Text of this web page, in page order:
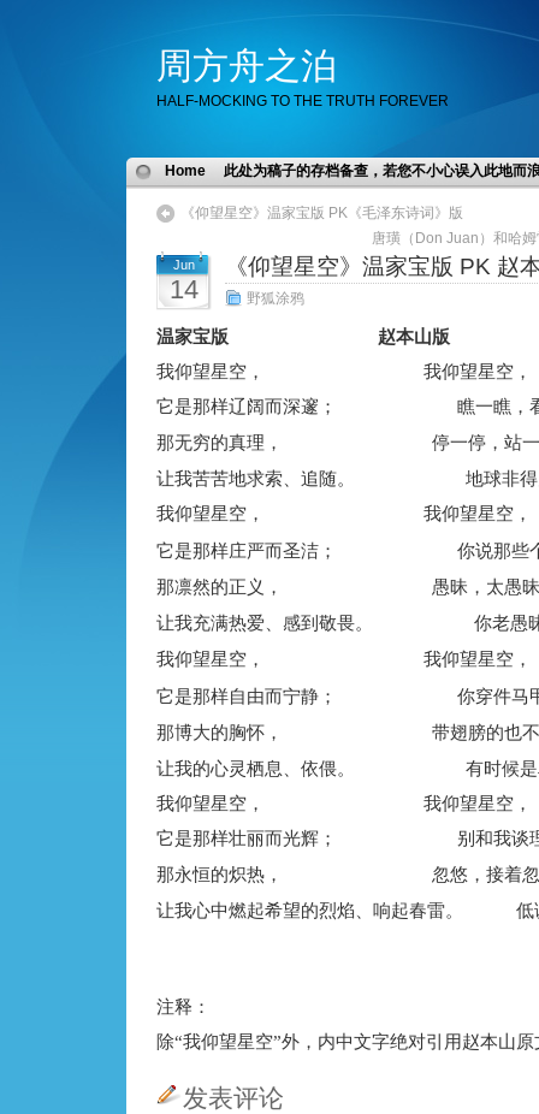
周方舟之泊
HALF-MOCKING TO THE TRUTH FOREVER
Home 此处为稿子的存档备查，若您不小心误入此地而
《仰望星空》温家宝版 PK‏《毛泽东诗词》版
唐璜（Don Juan）和哈
Jun
14 野狐涂鸦
温家宝版 赵本山版
我仰望星空， 我仰望星空，
它是那样辽阔而深邃； 瞧一瞧，看
那无穷的真理， 停一停，站一
让我苦苦地求索、追随。 地球非得
我仰望星空， 我仰望星空，
它是那样庄严而圣洁； 你说那些
那凛然的正义， 愚昧，太愚
让我充满热爱、感到敬畏。 你老愚
我仰望星空， 我仰望星空，
它是那样自由而宁静； 你穿件马
那博大的胸怀， 带翅膀的也
让我的心灵栖息、依偎。 有时候
我仰望星空， 我仰望星空，
它是那样壮丽而光辉； 别和我谈
那永恒的炽热， 忽悠，接着
让我心中燃起希望的烈焰、响起春雷。 低
注释：
除“我仰望星空”外， 内中文字绝对引用赵本山原
发表评论